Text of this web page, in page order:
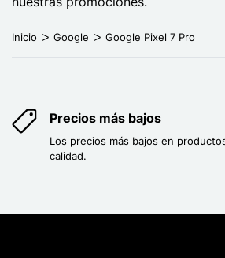
Inicio Google Google Pixel 7 Pro
Precios más bajos
Los precios más bajos en
calidad.